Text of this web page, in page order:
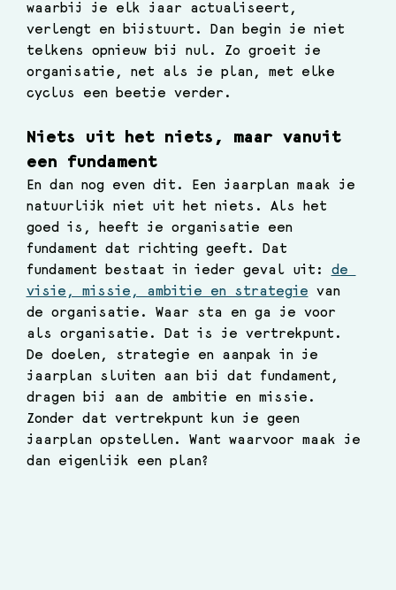
waarbij je elk jaar actualiseert,
verlengt en bijstuurt. Dan begin je niet
telkens opnieuw bij nul. Zo groeit je
organisatie, net als je plan, met elke
cyclus een beetje verder.
Niets uit het niets, maar vanuit
een fundament
En dan nog even dit. Een jaarplan maak je
natuurlijk niet uit het niets. Als het
goed is, heeft je organisatie een
fundament dat richting geeft. Dat
fundament bestaat in ieder geval uit: de
visie, missie, ambitie en strategie van
de organisatie. Waar sta en ga je voor
als organisatie. Dat is je vertrekpunt.
De doelen, strategie en aanpak in je
jaarplan sluiten aan bij dat fundament,
dragen bij aan de ambitie en missie.
Zonder dat vertrekpunt kun je geen
jaarplan opstellen. Want waarvoor maak je
dan eigenlijk een plan?